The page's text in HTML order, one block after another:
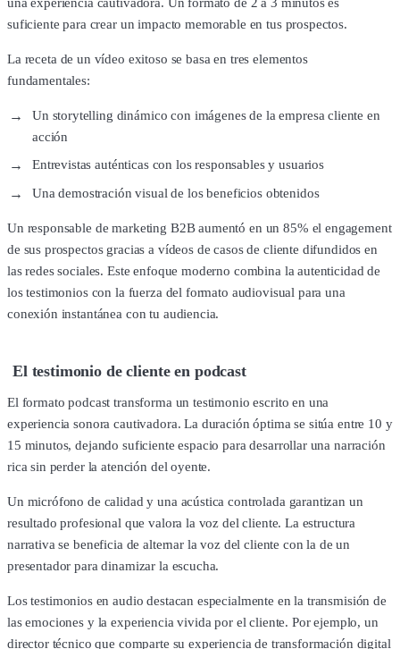
suficiente para crear un impacto memorable en tus prospectos.
La receta de un vídeo exitoso se basa en tres elementos
fundamentales:
Un storytelling dinámico con imágenes de la empresa cliente en
acción
Entrevistas auténticas con los responsables y usuarios
Una demostración visual de los beneficios obtenidos
Un responsable de marketing B2B aumentó en un 85% el engagement
de sus prospectos gracias a vídeos de casos de cliente difundidos en
las redes sociales. Este enfoque moderno combina la autenticidad de
los testimonios con la fuerza del formato audiovisual para una
conexión instantánea con tu audiencia.
El testimonio de cliente en podcast
El formato podcast transforma un testimonio escrito en una
experiencia sonora cautivadora. La duración óptima se sitúa entre 10 y
15 minutos, dejando suficiente espacio para desarrollar una narración
rica sin perder la atención del oyente.
Un micrófono de calidad y una acústica controlada garantizan un
resultado profesional que valora la voz del cliente. La estructura
narrativa se beneficia de alternar la voz del cliente con la de un
presentador para dinamizar la escucha.
Los testimonios en audio destacan especialmente en la transmisión de
las emociones y la experiencia vivida por el cliente. Por ejemplo, un
director técnico que comparte su experiencia de transformación digital